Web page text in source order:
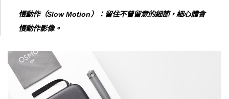
慢動作（Slow Motion）：留住不曾留意的細節，細心體會
慢動作影像。